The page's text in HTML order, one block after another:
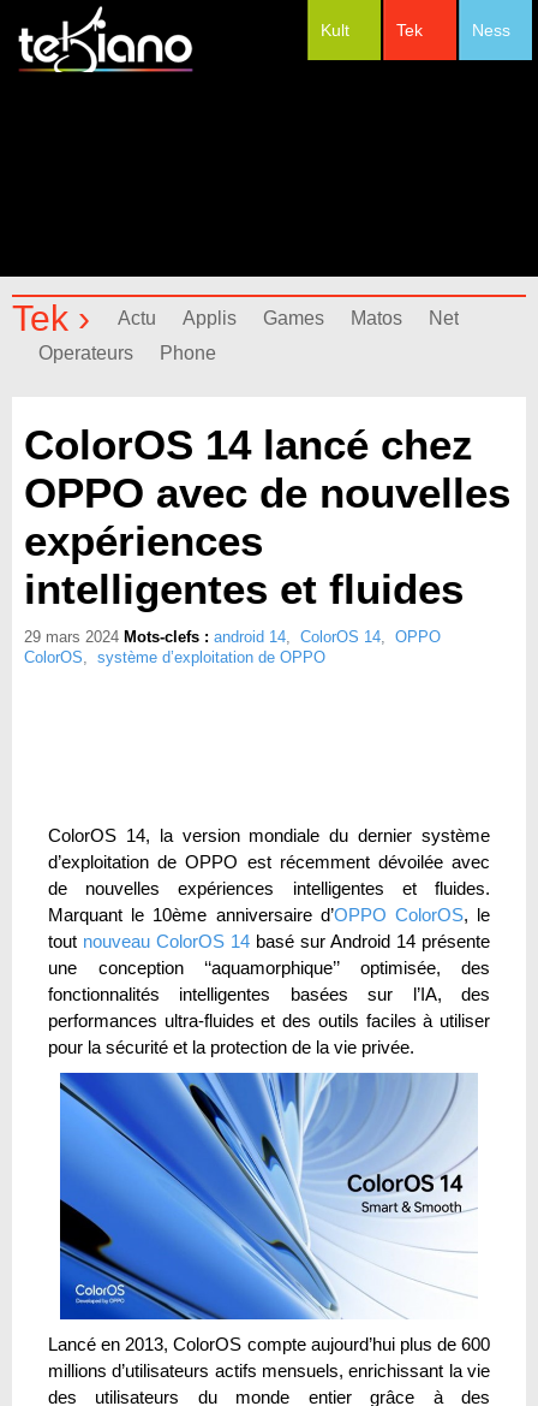
Ness
Tek
Kult
Tek › Actu Applis Games Matos
Net
Operateurs
Phone
ColorOS 14 lancé chez
OPPO avec de nouvelles
expériences
intelligentes et fluides
29 mars 2024 Mots-clefs : android 14, ColorOS 14, OPPO
ColorOS, système d’exploitation de OPPO
ColorOS 14, la version mondiale du dernier système
d’exploitation de OPPO est récemment dévoilée avec
de nouvelles expériences intelligentes et fluides.
Marquant le 10ème anniversaire d’OPPO ColorOS, le
tout nouveau ColorOS 14 basé sur Android 14 présente
une conception ‘‘aquamorphique’’ optimisée, des
fonctionnalités intelligentes basées sur l’IA, des
performances ultra-fluides et des outils faciles à utiliser
pour la sécurité et la protection de la vie privée.
Lancé en 2013, ColorOS compte aujourd’hui plus de 600
millions d’utilisateurs actifs mensuels, enrichissant la vie
des utilisateurs du monde entier grâce à des